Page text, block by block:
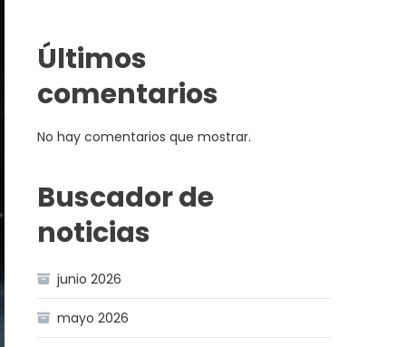
Últimos
comentarios
No hay comentarios que mostrar.
Buscador de
noticias
junio 2026
mayo 2026